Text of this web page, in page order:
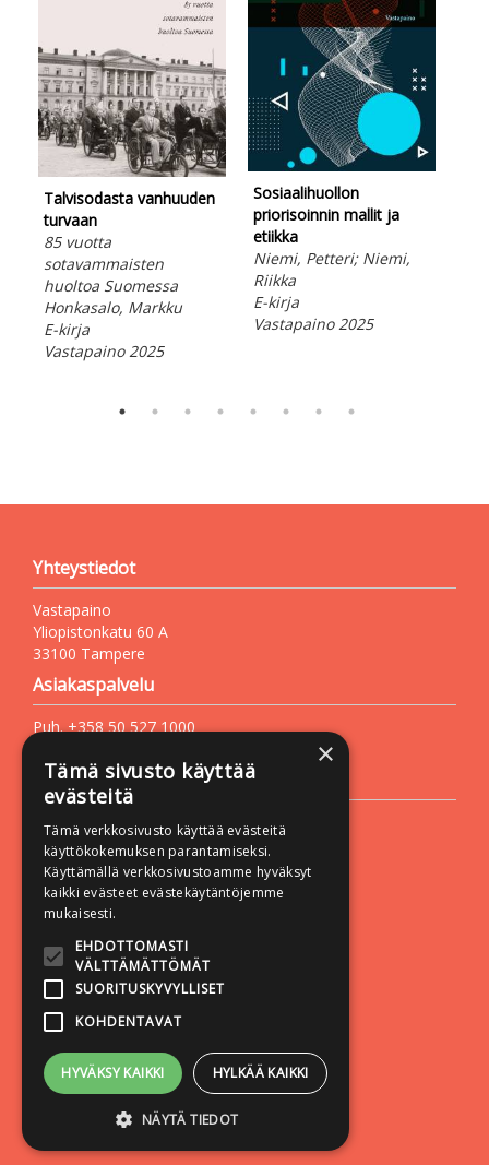
Talvisodasta vanhuuden
turvaan
85 vuotta
sotavammaisten
huoltoa Suomessa
Honkasalo, Markku
E-kirja
Vastapaino 2025
Sosiaalihuollon
priorisoinnin mallit ja
etiikka
Niemi, Petteri; Niemi,
Riikka
E-kirja
Vastapaino 2025
Yhteystiedot
Vastapaino
Yliopistonkatu 60 A
33100 Tampere
Asiakaspalvelu
Puh. +358 50 527 1000
Lisätietoa
Toimitusehdot
Käyttöohjeet
Tietosuojaseloste
Saavutettavuusseloste
Seuraa meitä:
×
Tämä sivusto käyttää
evästeitä
Tämä verkkosivusto käyttää evästeitä
käyttökokemuksen parantamiseksi.
Käyttämällä verkkosivustoamme hyväksyt
kaikki evästeet evästekäytäntöjemme
mukaisesti.
EHDOTTOMASTI
VÄLTTÄMÄTTÖMÄT
SUORITUSKYVYLLISET
KOHDENTAVAT
HYVÄKSY KAIKKI HYLKÄÄ KAIKKI
NÄYTÄ TIEDOT